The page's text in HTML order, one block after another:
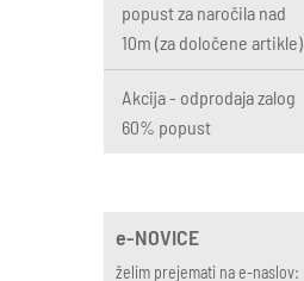
popust za naročila nad
10m (za določene artikle)
Akcija - odprodaja zalog
60% popust
e-NOVICE
želim prejemati na e-naslov: